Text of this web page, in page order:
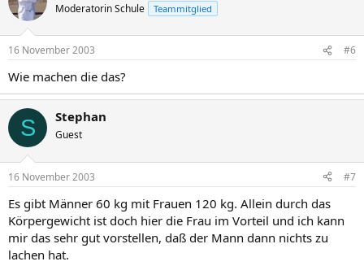
Moderatorin Schule Teammitglied
16 November 2003 #6
Wie machen die das?
S Stephan
Guest
16 November 2003 #7
Es gibt Männer 60 kg mit Frauen 120 kg. Allein durch das
Körpergewicht ist doch hier die Frau im Vorteil und ich kann
mir das sehr gut vorstellen, daß der Mann dann nichts zu
lachen hat.